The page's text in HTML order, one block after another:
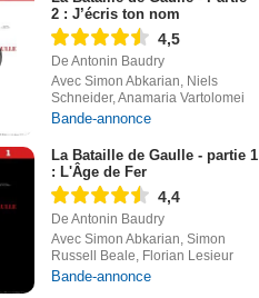
2 : J’écris ton nom
4,5
De Antonin Baudry
Avec Simon Abkarian, Niels
Schneider, Anamaria Vartolomei
Bande-annonce
La Bataille de Gaulle - partie 1
: L'Âge de Fer
4,4
De Antonin Baudry
Avec Simon Abkarian, Simon
Russell Beale, Florian Lesieur
Bande-annonce